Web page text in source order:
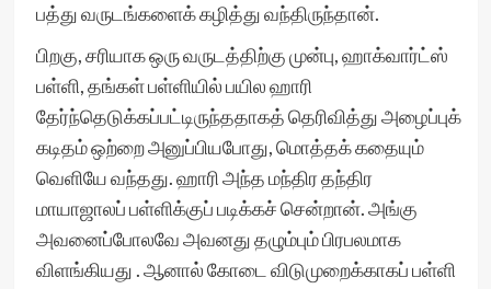
பத்து வருடங்களைக் கழித்து வந்திருந்தான்.
பிறகு, சரியாக ஒரு வருடத்திற்கு முன்பு, ஹாக்வார்ட்ஸ்
பள்ளி, தங்கள் பள்ளியில் பயில ஹாரி
தேர்ந்தெடுக்கப்பட்டிருந்ததாகத் தெரிவித்து அழைப்புக்
கடிதம் ஒற்றை அனுப்பியபோது, மொத்தக் கதையும்
வெளியே வந்தது. ஹாரி அந்த மந்திர தந்திர
மாயாஜாலப் பள்ளிக்குப் படிக்கச் சென்றான். அங்கு
அவனைப்போலவே அவனது தழும்பும் பிரபலமாக
விளங்கியது . ஆனால் கோடை விடுமுறைக்காகப் பள்ளி